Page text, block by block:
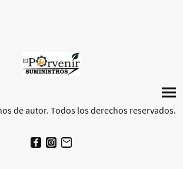
de autor. Todos los derechos reservados.